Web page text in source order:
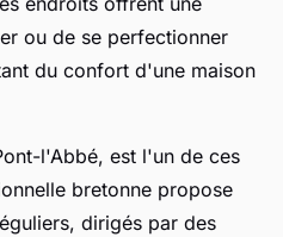
ou de se perfectionner
du confort d'une maison
l'Abbé, est l'un de ces
bretonne propose
dirigés par des